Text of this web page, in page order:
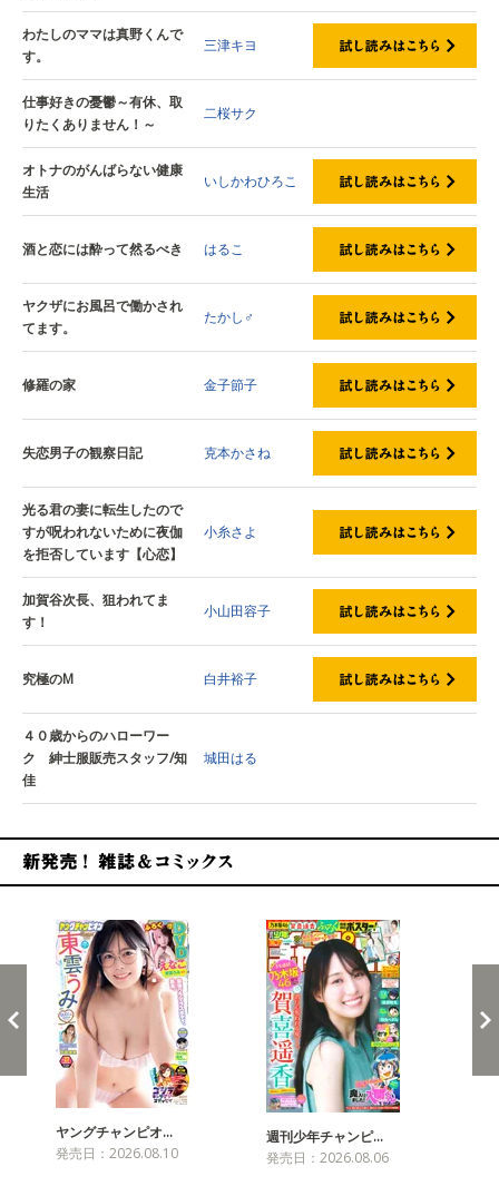
わたしのママは真野くんで
す。
三津キヨ
仕事好きの憂鬱～有休、取
りたくありません！～
二桜サク
オトナのがんばらない健康
生活
いしかわひろこ
酒と恋には酔って然るべき はるこ
ヤクザにお風呂で働かされ
てます。
たかし♂
修羅の家 金子節子
失恋男子の観察日記 克本かさね
光る君の妻に転生したので
すが呪われないために夜伽
を拒否しています【心恋】
小糸さよ
加賀谷次長、狙われてま
す！
小山田容子
究極のM 白井裕子
４０歳からのハローワー
ク 紳士服販売スタッフ/知
佳
城田はる
ヤングチャンピオ…
発売日：2026.08.10
週刊少年チャンピ…
発売日：2026.08.06